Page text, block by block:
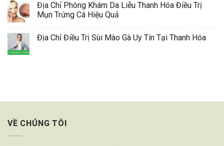
Địa Chỉ Phòng Khám Da Liễu Thanh Hóa Điều Trị
Mụn Trứng Cá Hiệu Quả
Địa Chỉ Điều Trị Sùi Mào Gà Uy Tín Tại Thanh Hóa
VỀ CHÚNG TÔI